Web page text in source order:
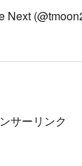
鎖されて一般